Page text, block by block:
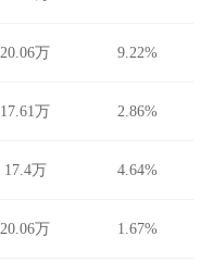
20.06万 9.22%
17.61万 2.86%
17.4万 4.64%
20.06万 1.67%